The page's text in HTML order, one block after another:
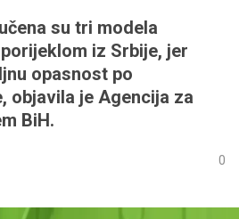
su tri modela
iz Srbije, jer
opasnost po
objavila je Agencija za
BiH.
0